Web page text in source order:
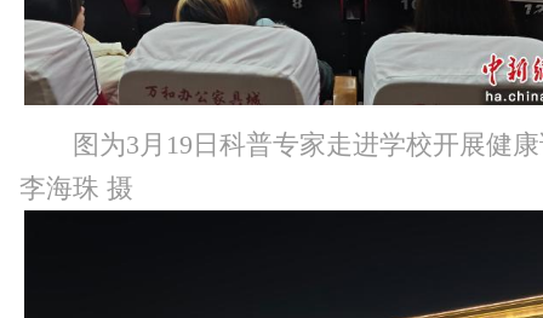
图为3月19日科普专家走进学校开展健
李海珠 摄